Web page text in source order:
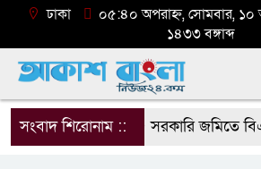
ঢাকা
০৫:৪০ অপরাহ্ন, সোমবার, ১০
১৪৩৩ বঙ্গাব্দ
সংবাদ শিরোনাম :: সরকারি জমিতে